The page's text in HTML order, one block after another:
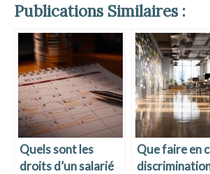
Publications Similaires :
Quels sont les
droits d’un salarié
Que faire en